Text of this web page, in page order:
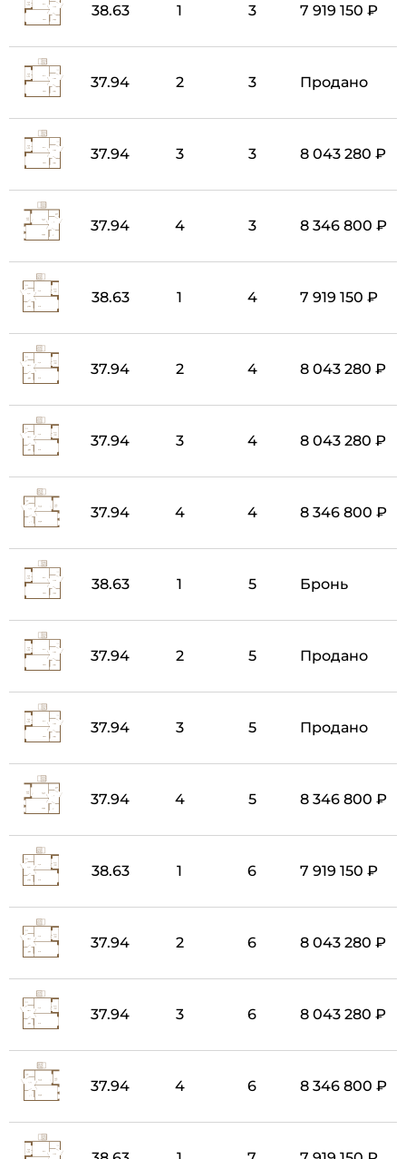
38.63 1 3 7 919 150 ₽
37.94 2 3 Продано
37.94 3 3 8 043 280 ₽
37.94 4 3 8 346 800 ₽
38.63 1 4 7 919 150 ₽
37.94 2 4 8 043 280 ₽
37.94 3 4 8 043 280 ₽
37.94 4 4 8 346 800 ₽
38.63 1 5 Бронь
37.94 2 5 Продано
37.94 3 5 Продано
37.94 4 5 8 346 800 ₽
38.63 1 6 7 919 150 ₽
37.94 2 6 8 043 280 ₽
37.94 3 6 8 043 280 ₽
37.94 4 6 8 346 800 ₽